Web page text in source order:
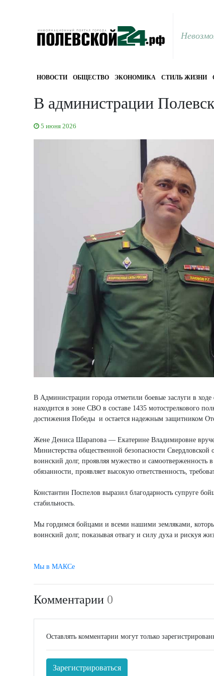
НОВОСТИ ОБЩЕСТВО ЭКОНОМИКА СТИЛЬ ЖИЗНИ
В администрации
5 июня 2026
В Администрации города отметили боевые заслуги в
находится в зоне СВО в составе 1435 мотострелкового
достижения Победы и остается надежным защитником
Жене Дениса Шарапова — Екатерине Владимировне
Министерства общественной безопасности
воинский долг, проявляя мужество и
обязанности, проявляет высокую ответственность,
Константин Поспелов выразил благодарность супруге
стабильность.
Мы гордимся бойцами и всеми нашими земляками,
воинский долг, показывая отвагу и силу духа и рискуя
Мы в МАКСе
Комментарии 0
Оставлять комментарии могут только
Зарегистрироваться